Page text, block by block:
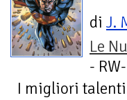
di J.
Le
-
I migliori